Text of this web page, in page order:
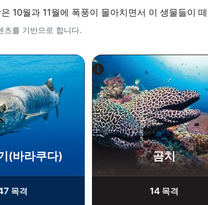
10월과 11월에 폭풍이 몰아치면서 이 생물들이
츠를 기반으로 합니다.
(바라쿠다)
목격
Alamy-WaterFrame
곰치
14 목격
information actively requested